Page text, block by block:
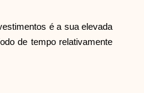
é a sua elevada
de tempo relativamente